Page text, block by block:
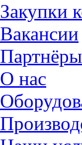
Закупки
Вакансии
Партнёры
О нас